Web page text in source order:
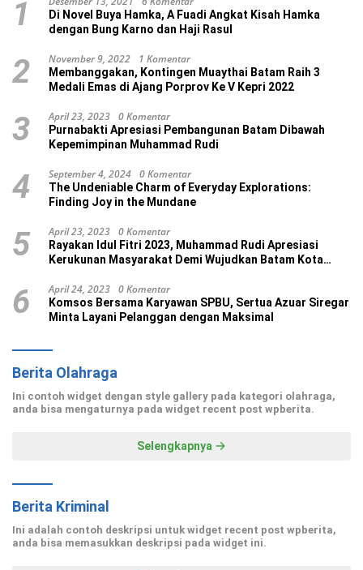
1
Di Novel Buya Hamka, A Fuadi Angkat Kisah Hamka
dengan Bung Karno dan Haji Rasul
2 November 9, 2022 1 Komentar
Membanggakan, Kontingen Muaythai Batam Raih 3
Medali Emas di Ajang Porprov Ke V Kepri 2022
3 April 23, 2023 0 Komentar
Purnabakti Apresiasi Pembangunan Batam Dibawah
Kepemimpinan Muhammad Rudi
4 September 4, 2024 0 Komentar
The Undeniable Charm of Everyday Explorations:
Finding Joy in the Mundane
5 April 23, 2023 0 Komentar
Rayakan Idul Fitri 2023, Muhammad Rudi Apresiasi
Kerukunan Masyarakat Demi Wujudkan Batam Kota
6 April 24, 2023 0 Komentar
Komsos Bersama Karyawan SPBU, Sertua Azuar Siregar
Minta Layani Pelanggan dengan Maksimal
Berita Olahraga
Ini contoh widget dengan style gallery pada kategori olahraga,
anda bisa mengaturnya pada widget recent post wpberita.
Selengkapnya
Berita Kriminal
Ini adalah contoh deskripsi untuk widget recent post wpberita,
anda bisa memasukkan deskripsi pada widget ini.